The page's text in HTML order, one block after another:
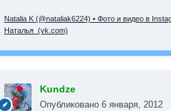
Natalia K (@nataliak6224) • Фото и видео в
Наталья (vk.com)
Kundze
Опубликовано 6 января, 2012